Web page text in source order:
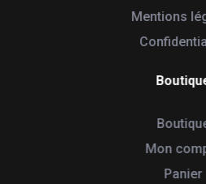
Mentions
Mon
Panier